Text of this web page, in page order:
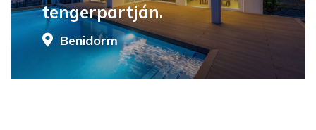
tengerpartján.
Benidorm